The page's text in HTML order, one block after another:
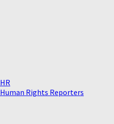
Rights Reporters